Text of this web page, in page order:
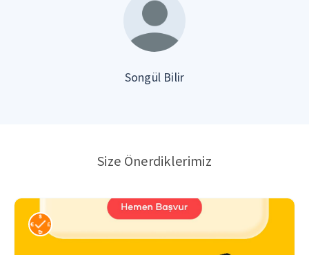
Songül Bilir
Size Önerdiklerimiz